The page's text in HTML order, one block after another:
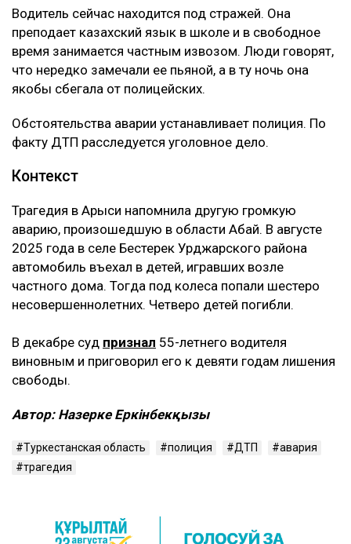
Водитель сейчас находится под стражей. Она
преподает казахский язык в школе и в свободное
время занимается частным извозом. Люди говорят,
что нередко замечали ее пьяной, а в ту ночь она
якобы сбегала от полицейских.
Обстоятельства аварии устанавливает полиция. По
факту ДТП расследуется уголовное дело.
Контекст
Трагедия в Арыси напомнила другую громкую
аварию, произошедшую в области Абай. В августе
2025 года в селе Бестерек Урджарского района
автомобиль въехал в детей, игравших возле
частного дома. Тогда под колеса попали шестеро
несовершеннолетних. Четверо детей погибли.
В декабре суд признал 55-летнего водителя
виновным и приговорил его к девяти годам лишения
свободы.
Автор: Назерке Еркінбекқызы
Туркестанская область полиция ДТП
авария
трагедия